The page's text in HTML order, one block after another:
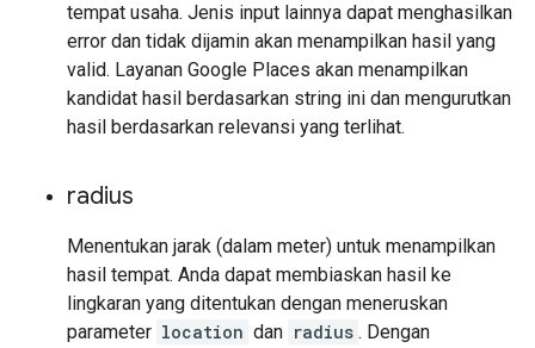
tempat usaha. Jenis input lainnya dapat menghasilkan
error dan tidak dijamin akan menampilkan hasil yang
valid. Layanan Google Places akan menampilkan
kandidat hasil berdasarkan string ini dan mengurutkan
hasil berdasarkan relevansi yang terlihat.
radius
Menentukan jarak (dalam meter) untuk menampilkan
hasil tempat. Anda dapat membiaskan hasil ke
lingkaran yang ditentukan dengan meneruskan
parameter location dan radius . Dengan